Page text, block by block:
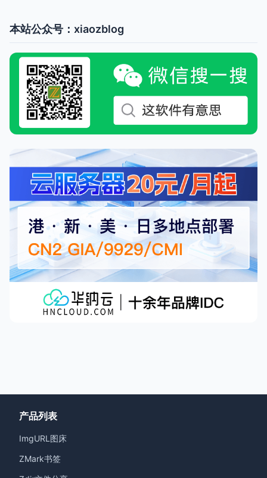
本站公众号：xiaozblog
产品列表
ImgURL图床
ZMark书签